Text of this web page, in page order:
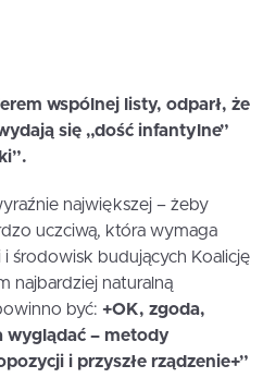
wspólnej listy, odparł, że
się „dość infantylne”
największej – żeby
uczciwą, która wymaga
środowisk budujących Koalicję
najbardziej naturalną
być: +OK, zgoda,
wyglądać – metody
i przyszłe rządzenie+”